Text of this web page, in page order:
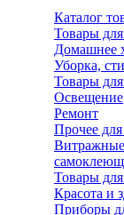
Каталог
Товары
Домашнее
Уборка,
Товары
Освещение
Ремонт
Прочее
Витражные
Товары
Красота и
Приборы